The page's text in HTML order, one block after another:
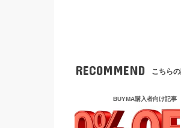
RECOMMEND こちら
BUYMA購入者向け記事